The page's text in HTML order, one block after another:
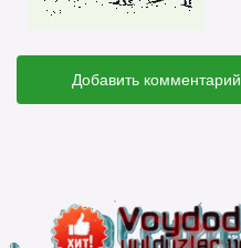
Добавить комментарий